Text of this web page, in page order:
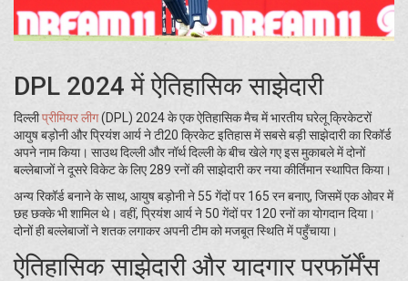
DPL 2024 में ऐतिहासिक साझेदारी
दिल्लीप्रीमियर लीग(DPL) 2024 के एक ऐतिहासिक मैच में भारतीय घरेलू क्रिकेटरों
आयुष बड़ोनी और प्रियंश आर्य ने टी20 क्रिकेट इतिहास में सबसे बड़ी साझेदारी का रिकॉर्ड
अपने नाम किया। साउथ दिल्ली और नॉर्थ दिल्ली के बीच खेले गए इस मुकाबले में दोनों
बल्लेबाजों ने दूसरे विकेट के लिए 289 रनों की साझेदारी कर नया कीर्तिमान स्थापित किया।
अन्य रिकॉर्ड बनाने के साथ, आयुष बड़ोनी ने 55 गेंदों पर 165 रन बनाए, जिसमें एक ओवर में
छह छक्के भी शामिल थे। वहीं, प्रियंश आर्य ने 50 गेंदों पर 120 रनों का योगदान दिया।
दोनों ही बल्लेबाजों ने शतक लगाकर अपनी टीम को मजबूत स्थिति में पहुँचाया।
ऐतिहासिक साझेदारी और यादगार परफॉर्मेंस